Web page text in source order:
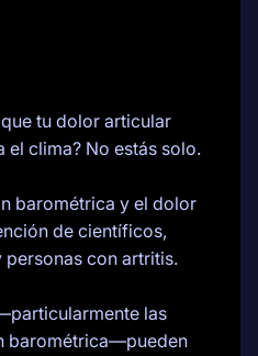
tu dolor articular
clima? No estás solo.
barométrica y el dolor
de científicos,
con artritis.
las
barométrica—pueden